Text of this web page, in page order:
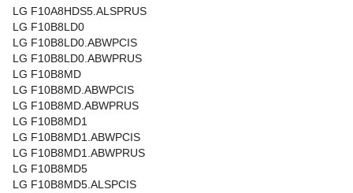
LG F10A8HDS5.ALSPRUS
LG F10B8LD0
LG F10B8LD0.ABWPCIS
LG F10B8LD0.ABWPRUS
LG F10B8MD
LG F10B8MD.ABWPCIS
LG F10B8MD.ABWPRUS
LG F10B8MD1
LG F10B8MD1.ABWPCIS
LG F10B8MD1.ABWPRUS
LG F10B8MD5
LG F10B8MD5.ALSPCIS